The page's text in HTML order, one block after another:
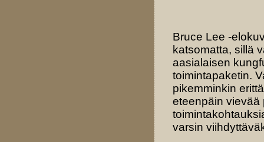
Bruce Lee -
katsomatta, sillä
aasialaisen
toimintapaketin.
pikemminkin
eteenpäin vievää
varsin